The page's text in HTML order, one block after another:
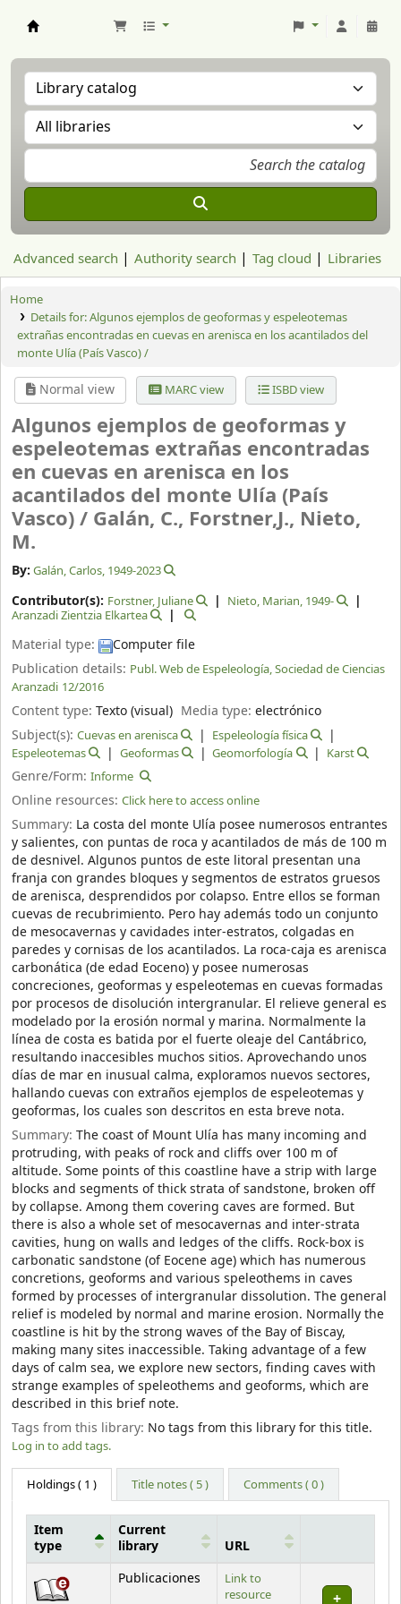
Advanced search Authority search Tag cloud Libraries
Home
Details for:Algunos ejemplos de geoformas y espeleotemas
extrañas encontradas en cuevas en arenisca en los acantilados del
monte Ulía (País Vasco) /
Normal view MARC view ISBD view
Algunos ejemplos de geoformas y
espeleotemas extrañas encontradas
en cuevas en arenisca en los
acantilados del monte Ulía (País
Vasco) / Galán, C., Forstner,J., Nieto,
M.
By: Galán, Carlos, 1949-2023
Contributor(s): Forstner, Juliane Nieto, Marian, 1949-
Aranzadi Zientzia Elkartea
Material type:
Computer file
Publication details: Publ. Web de Espeleología, Sociedad de Ciencias
Aranzadi 12/2016
Content type: Texto (visual) Media type:electrónico
Subject(s): Cuevas en arenisca
Espeleología física
Espeleotemas
Geoformas Geomorfología Karst
Genre/Form: Informe
Online resources: Click here to access online
Summary: La costa del monte Ulía posee numerosos entrantes
y salientes, con puntas de roca y acantilados de más de 100 m
de desnivel. Algunos puntos de este litoral presentan una
franja con grandes bloques y segmentos de estratos gruesos
de arenisca, desprendidos por colapso. Entre ellos se forman
cuevas de recubrimiento. Pero hay además todo un conjunto
de mesocavernas y cavidades inter-estratos, colgadas en
paredes y cornisas de los acantilados. La roca-caja es arenisca
carbonática (de edad Eoceno) y posee numerosas
concreciones, geoformas y espeleotemas en cuevas formadas
por procesos de disolución intergranular. El relieve general es
modelado por la erosión normal y marina. Normalmente la
línea de costa es batida por el fuerte oleaje del Cantábrico,
resultando inaccesibles muchos sitios. Aprovechando unos
días de mar en inusual calma, exploramos nuevos sectores,
hallando cuevas con extraños ejemplos de espeleotemas y
geoformas, los cuales son descritos en esta breve nota.
Summary: The coast of Mount Ulía has many incoming and
protruding, with peaks of rock and cliffs over 100 m of
altitude. Some points of this coastline have a strip with large
blocks and segments of thick strata of sandstone, broken off
by collapse. Among them covering caves are formed. But
there is also a whole set of mesocavernas and inter-strata
cavities, hung on walls and ledges of the cliffs. Rock-box is
carbonatic sandstone (of Eocene age) which has numerous
concretions, geoforms and various speleothems in caves
formed by processes of intergranular dissolution. The general
relief is modeled by normal and marine erosion. Normally the
coastline is hit by the strong waves of the Bay of Biscay,
making many sites inaccessible. Taking advantage of a few
days of calm sea, we explore new sectors, finding caves with
strange examples of speleothems and geoforms, which are
described in this brief note.
Tags from this library: No tags from this library for this title.
Log in to add tags.
Holdings( 1 ) Title notes ( 5 ) Comments ( 0 )
Holdings
Item
type
Current
library
URL
Publicaciones
Link to
resource